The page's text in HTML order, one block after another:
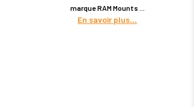
marque RAM Mounts
En savoir plus